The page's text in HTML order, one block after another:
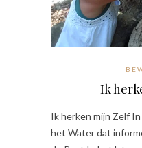
Ik
Ik herken mijn Zelf
het Water dat